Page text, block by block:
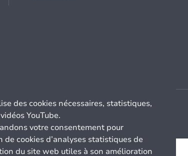
des cookies nécessaires, statistiques,
YouTube.
votre consentement pour
de cookies d’analyses statistiques de
du site web utiles à son amélioration